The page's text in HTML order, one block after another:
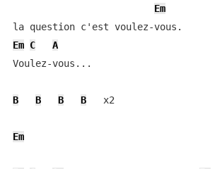
Em
Em C
A
Voulez-vous...
B B B B
   x2
Em